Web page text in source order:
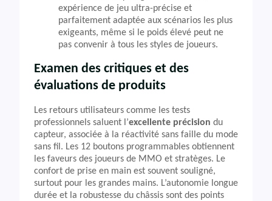
expérience de jeu ultra-précise et
parfaitement adaptée aux scénarios les plus
exigeants, même si le poids élevé peut ne
pas convenir à tous les styles de joueurs.
Examen des critiques et des
évaluations de produits
Les retours utilisateurs comme les tests
professionnels saluent l’excellente précision du
capteur, associée à la réactivité sans faille du mode
sans fil. Les 12 boutons programmables obtiennent
les faveurs des joueurs de MMO et stratèges. Le
confort de prise en main est souvent souligné,
surtout pour les grandes mains. L’autonomie longue
durée et la robustesse du châssis sont des points